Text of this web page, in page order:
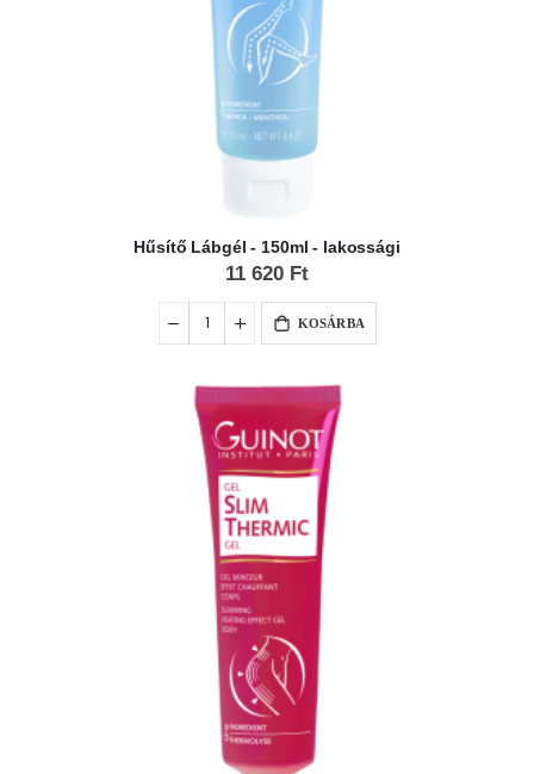
Hűsítő Lábgél - 150ml - lakossági
11 620 Ft
KOSÁRBA